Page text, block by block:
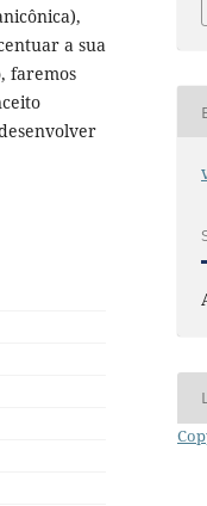
a sua
faremos